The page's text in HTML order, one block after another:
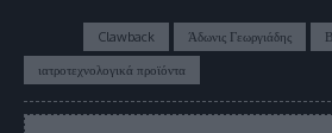
Clawback Άδωνις Γεωργιάδης
ιατροτεχνολογικά προϊόντα